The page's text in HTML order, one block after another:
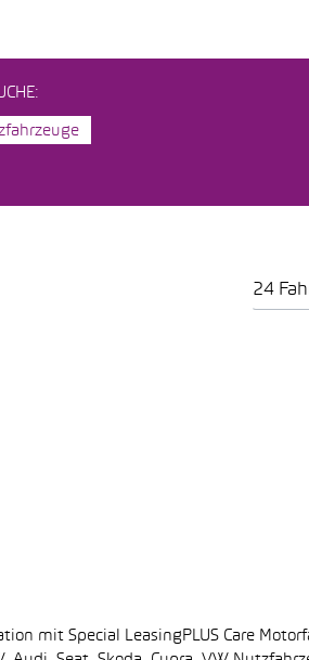
24
mit Special LeasingPLUS Care